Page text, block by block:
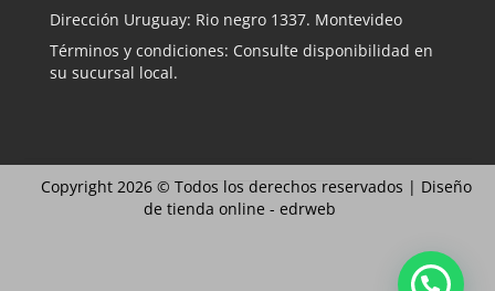
Dirección Uruguay: Rio negro 1337. Montevideo
Términos y condiciones: Consulte disponibilidad en
su sucursal local.
Copyright 2026 © Todos los derechos reservados | Diseño
de tienda online - edrweb